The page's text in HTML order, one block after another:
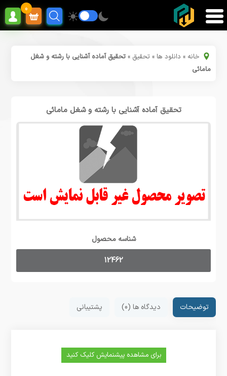
0
خانه » دانلود ها » تحقیق »تحقیق آماده آشنایی با رشته و شغل
مامائی
تحقیق آماده آشنایی با رشته و شغل مامائی
شناسه محصول
12462
توضیحات دیدگاه ها (0) پشتیبانی
برای مشاهده پیشنمایش کلیک کنید